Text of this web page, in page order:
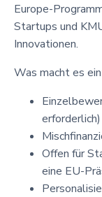
Europe-
Startups und
Innovationen.
Was macht es
erforderlich)
Offen für
eine EU-